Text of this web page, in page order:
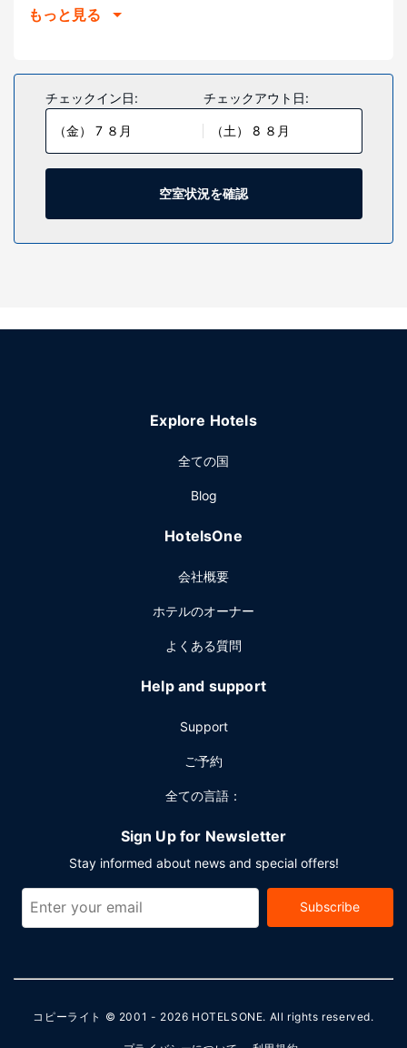
場所にあります。
全 98 室ある客室には、大型冷蔵庫 / 冷凍庫、コンロなどの
備わったキッチンがあり、ゆったりおくつろぎいただけま
す。スマートテレビでケーブルの番組をご覧いただけるほ
か、WiFi (無料)などもご利用いただけます。電子レンジ、電
気ポットの他に、市内通話 (無料)付きの電話をご利用いただ
けます。
ご利用いただけます。
グ (無料) が備わっています。
もっと見る
チェックイン日:
（金） 7 ８月
チェックアウト日:
（土） 8 ８月
空室状況を確認
Explore Hotels
全ての国
Blog
HotelsOne
会社概要
ホテルのオーナー
よくある質問
Help and support
Support
ご予約
全ての言語：
Sign Up for Newsletter
Stay informed about news and special offers!
Subscribe
コピーライト © 2001 - 2026 HOTELSONE. All rights reserved.